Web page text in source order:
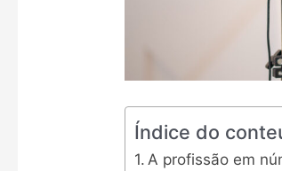
Índice do
A profissão em